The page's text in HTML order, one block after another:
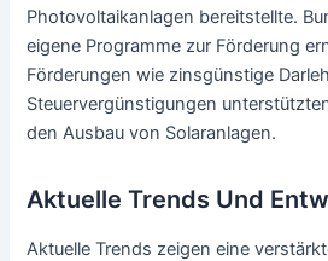
Photovoltaikanlagen bereitstellte.
eigene Programme zur Förderung
Förderungen wie zinsgünstige
Steuervergünstigungen
den Ausbau von Solaranlagen.
Aktuelle Trends Und
Aktuelle Trends zeigen eine